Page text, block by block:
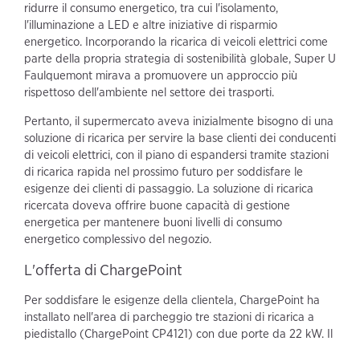
ridurre il consumo energetico, tra cui l'isolamento,
l'illuminazione a LED e altre iniziative di risparmio
energetico. Incorporando la ricarica di veicoli elettrici come
parte della propria strategia di sostenibilità globale, Super U
Faulquemont mirava a promuovere un approccio più
rispettoso dell'ambiente nel settore dei trasporti.
Pertanto, il supermercato aveva inizialmente bisogno di una
soluzione di ricarica per servire la base clienti dei conducenti
di veicoli elettrici, con il piano di espandersi tramite stazioni
di ricarica rapida nel prossimo futuro per soddisfare le
esigenze dei clienti di passaggio. La soluzione di ricarica
ricercata doveva offrire buone capacità di gestione
energetica per mantenere buoni livelli di consumo
energetico complessivo del negozio.
L'offerta di ChargePoint
Per soddisfare le esigenze della clientela, ChargePoint ha
installato nell'area di parcheggio tre stazioni di ricarica a
piedistallo (ChargePoint CP4121) con due porte da 22 kW. Il